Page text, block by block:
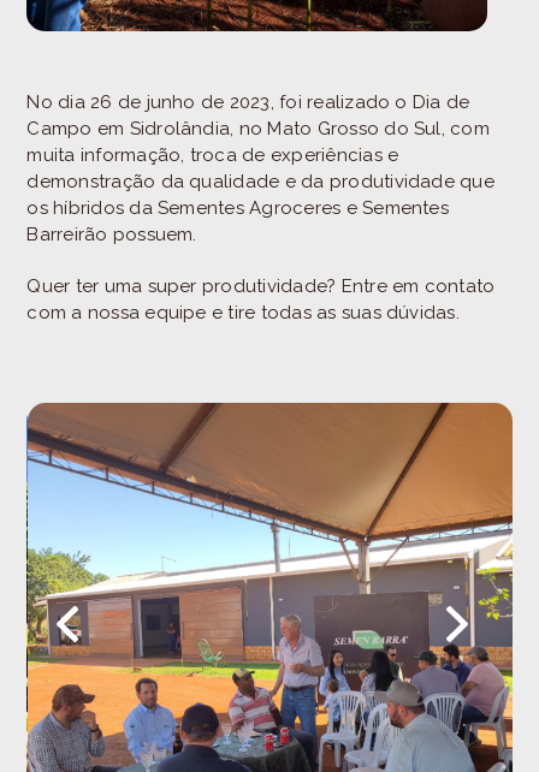
No dia 26 de junho de 2023, foi realizado o Dia de
Campo em Sidrolândia, no Mato Grosso do Sul, com
muita informação, troca de experiências e
demonstração da qualidade e da produtividade que
os híbridos da Sementes Agroceres e Sementes
Barreirão possuem.
Quer ter uma super produtividade? Entre em contato
com a nossa equipe e tire todas as suas dúvidas.